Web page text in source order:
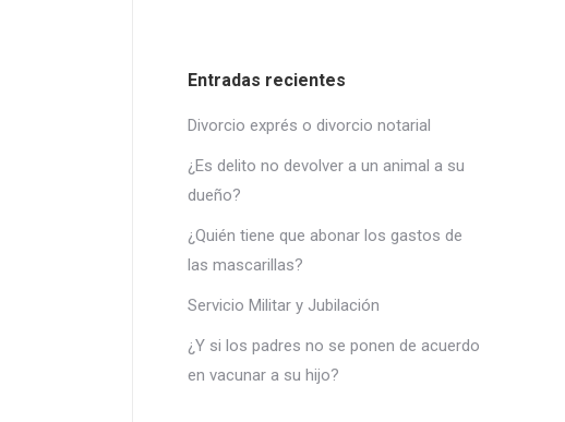
Entradas recientes
Divorcio exprés o divorcio notarial
¿Es delito no devolver a un animal a su
dueño?
¿Quién tiene que abonar los gastos de
las mascarillas?
Servicio Militar y Jubilación
¿Y si los padres no se ponen de acuerdo
en vacunar a su hijo?